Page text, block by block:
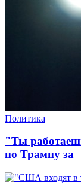
Политика
"Ты
по Трампу за